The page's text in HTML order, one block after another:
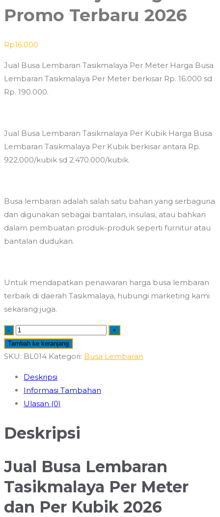
Promo Terbaru 2026
Rp16.000
Jual Busa Lembaran Tasikmalaya Per Meter Harga Busa
Lembaran Tasikmalaya Per Meter berkisar Rp. 16.000 sd
Rp. 190.000.
Jual Busa Lembaran Tasikmalaya Per Kubik Harga Busa
Lembaran Tasikmalaya Per Kubik berkisar antara Rp.
922.000/kubik sd 2.470.000/kubik.
Busa lembaran adalah salah satu bahan yang serbaguna
dan digunakan sebagai bantalan, insulasi, atau bahkan
dalam pembuatan produk-produk seperti furnitur atau
bantalan dudukan.
Untuk mendapatkan penawaran harga busa lembaran
terbaik di daerah Tasikmalaya, hubungi marketing kami
sekarang juga.
-
Kuantitas
Jual
Busa
Tasikmalaya
Harga
Promo
2026
+
Tambah ke keranjang
SKU: BL014 Kategori: Busa Lembaran
Deskripsi
Informasi Tambahan
Ulasan (0)
Deskripsi
Jual Busa Lembaran
Tasikmalaya Per Meter
dan Per Kubik 2026